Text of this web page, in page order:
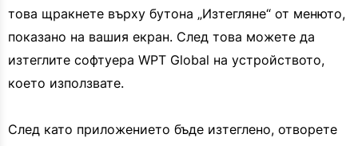
това щракнете върху бутона „Изтегляне“ от менюто,
показано на вашия екран. След това можете да
изтеглите софтуера WPT Global на устройството,
което използвате.
След като приложението бъде изтеглено, отворете